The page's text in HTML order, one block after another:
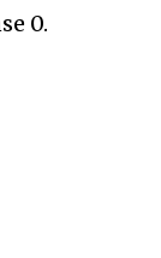
0.